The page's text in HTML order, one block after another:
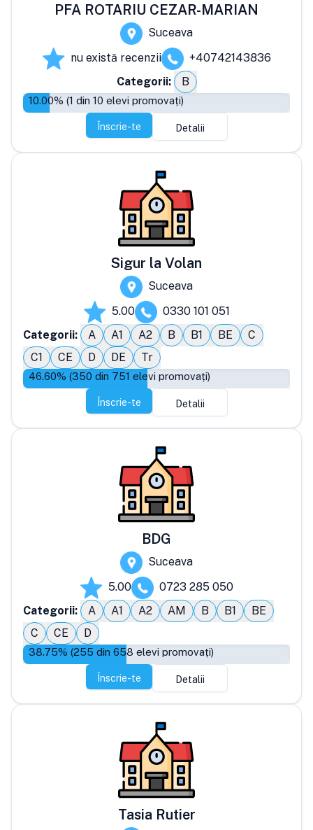
PFA ROTARIU CEZAR-MARIAN
Suceava
nu există recenzii
+40742143836
Categorii:
B
10.00% (1 din 10 elevi promovați)
Înscrie-te Detalii
Sigur la Volan
Suceava
5.00
0330 101 051
Categorii:
A A1 A2 B B1 BE
C
C1
CE D DE Tr
46.60% (350 din 751 elevi promovați)
Înscrie-te Detalii
BDG
Suceava
5.00
0723 285 050
Categorii:
A A1 A2 AM B B1
BE
C
CE D
38.75% (255 din 658 elevi promovați)
Înscrie-te Detalii
Tasia Rutier